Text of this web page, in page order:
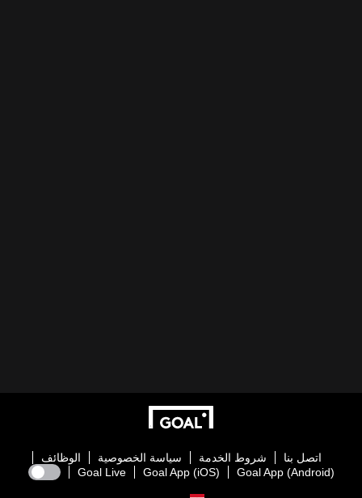
اتصل بنا شروط الخدمة سياسة الخصوصية
الوظائف
Goal App (Android)
Goal App (iOS)
Goal Live